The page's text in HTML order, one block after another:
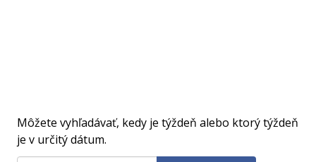
Môžete vyhľadávať, kedy je týždeň alebo ktorý týždeň
je v určitý dátum.